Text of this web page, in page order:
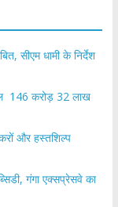
सीएम धामी के निर्देश
146 करोड़ 32 लाख
और हस्तशिल्प
गंगा एक्सप्रेसवे का